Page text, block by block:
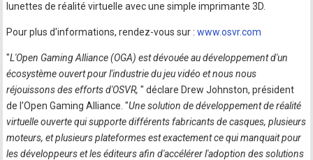
lunettes de réalité virtuelle avec une simple imprimante 3D.
Pour plus d'informations, rendez-vous sur :www.osvr.com
"L'Open Gaming Alliance (OGA) est dévouée au développement d'un
écosystème ouvert pour l'industrie du jeu vidéo et nous nous
réjouissons des efforts d'OSVR," déclare Drew Johnston, président
de l'Open Gaming Alliance. "Une solution de développement de réalité
virtuelle ouverte qui supporte différents fabricants de casques, plusieurs
moteurs, et plusieurs plateformes est exactement ce qui manquait pour
les développeurs et les éditeurs afin d'accélérer l'adoption des solutions